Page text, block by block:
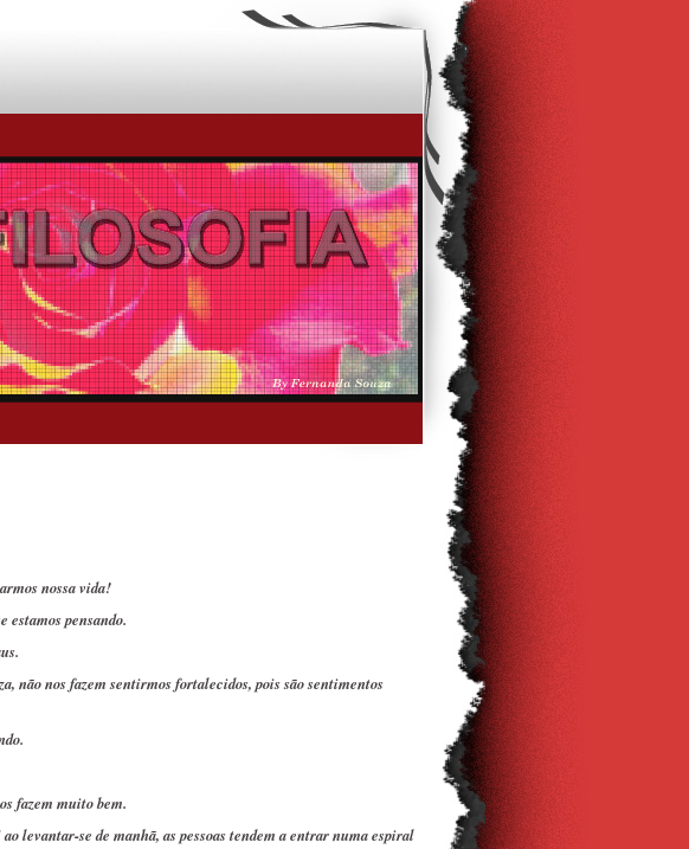
nossa vida!
estamos pensando.
não nos fazem sentirmos fortalecidos, pois são sentimentos
fazem muito bem.
levantar-se de manhã, as pessoas tendem a entrar numa espiral